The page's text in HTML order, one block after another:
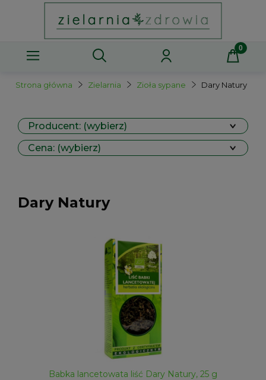
Strona główna Zielarnia Zioła sypane Dary Natury
Producent: (wybierz)
Cena: (wybierz)
Dary Natury
Babka lancetowata liść Dary Natury, 25 g